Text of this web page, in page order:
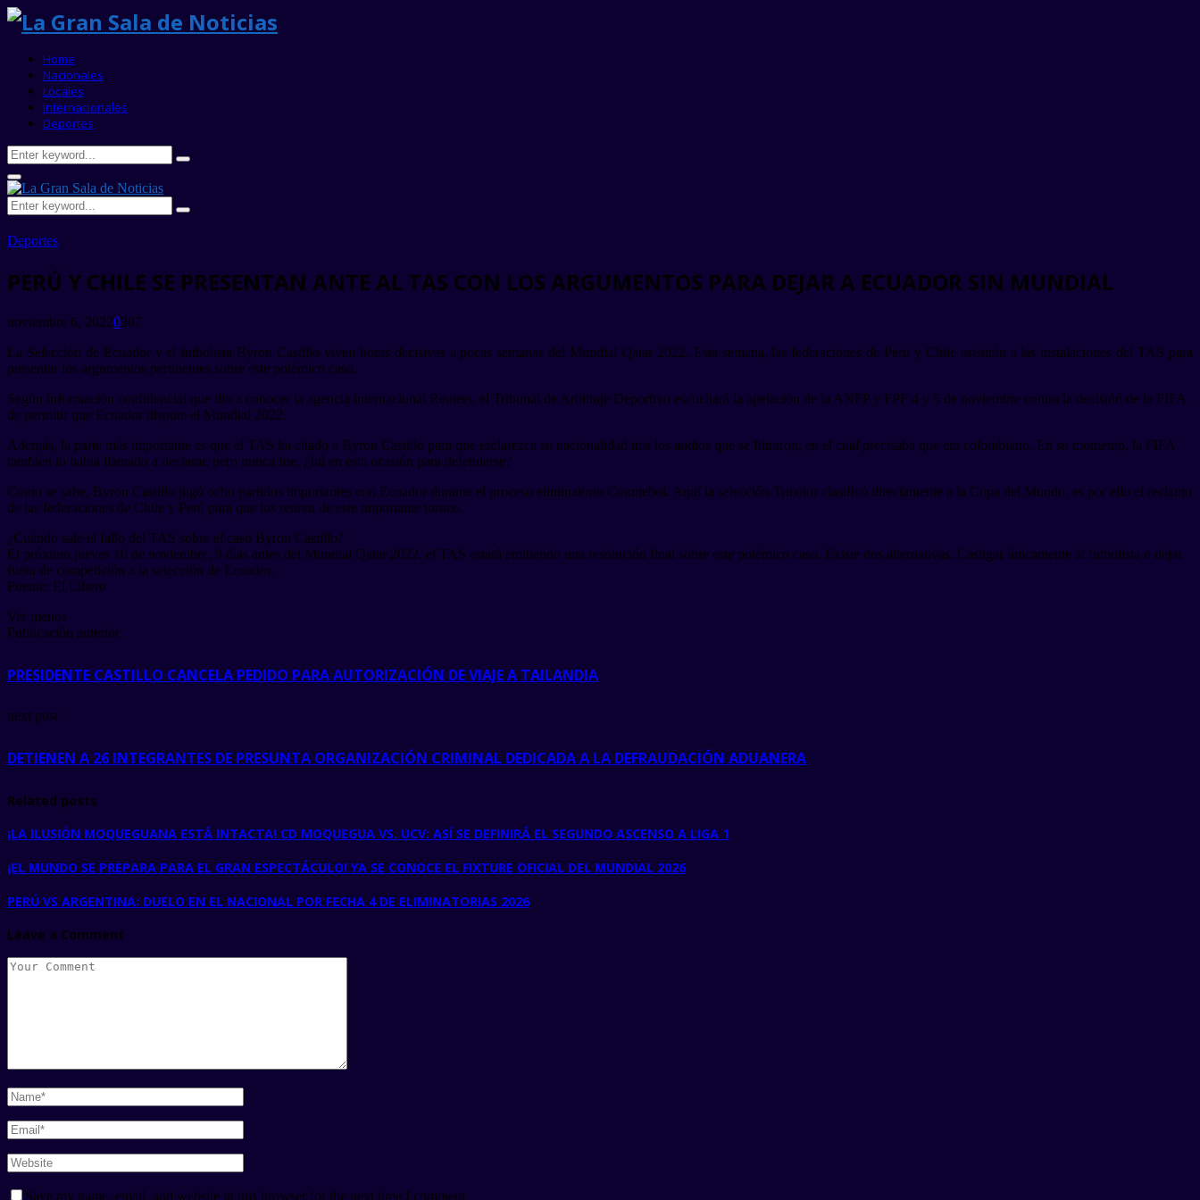
Home
Nacionales
Locales
Internacionales
Deportes
Search
for:
Search
Primary
Menu
Search
for:
Search
Deportes
PERÚ Y CHILE SE PRESENTAN ANTE AL TAS CON LOS ARGUMENTOS PARA DEJAR A ECUADOR SIN MUNDIAL
noviembre 6, 20220307
La Selección de Ecuador y el futbolista Byron Castillo viven horas decisivas a pocas semanas del Mundial Qatar 2022. Esta semana, las federaciones de Perú y Chile asistirán a las instalaciones del TAS para
presentar los argumentos pertinentes sobre este polémico caso.
Según información confidencial que dio a conocer la agencia internacional Reuters, el Tribunal de Arbitraje Deportivo escuchará la apelación de la ANFP y FPF 4 y 5 de noviembre contra la decisión de la FIFA
de permitir que Ecuador dispute el Mundial 2022.
Además, la parte más importante es que el TAS ha citado a Byron Castillo para que esclarezca su nacionalidad tras los audios que se filtraron, en el cual precisaba que era colombiano. En su momento, la FIFA
también lo había llamado a declarar, pero nunca fue. ¿Irá en esta ocasión para defenderse?
Como se sabe, Byron Castillo jugó ocho partidos importantes con Ecuador durante el proceso eliminatorio Conmebol. Aquí la selección Tricolor clasificó directamente a la Copa del Mundo, es por ello el reclamo
de las federaciones de Chile y Perú para que los retiren de este importante torneo.
¿Cuándo sale el fallo del TAS sobre el caso Byron Castillo?
El próximo jueves 10 de noviembre, 9 días antes del Mundial Qatar 2022, el TAS estará emitiendo una resolución final sobre este polémico caso. Existe dos alternativas. Castigar únicamente al futbolista o dejar
fuera de competición a la selección de Ecuador.
Fuente: El Líbero
Ver menos
Publicación anterior
PRESIDENTE CASTILLO CANCELA PEDIDO PARA AUTORIZACIÓN DE VIAJE A TAILANDIA
next post
DETIENEN A 26 INTEGRANTES DE PRESUNTA ORGANIZACIÓN CRIMINAL DEDICADA A LA DEFRAUDACIÓN ADUANERA
Related posts
¡LA ILUSIÓN MOQUEGUANA ESTÁ INTACTA! CD MOQUEGUA VS. UCV: ASÍ SE DEFINIRÁ EL SEGUNDO ASCENSO A LIGA 1
¡EL MUNDO SE PREPARA PARA EL GRAN ESPECTÁCULO! YA SE CONOCE EL FIXTURE OFICIAL DEL MUNDIAL 2026
PERÚ VS ARGENTINA: DUELO EN EL NACIONAL POR FECHA 4 DE ELIMINATORIAS 2026
Leave a Comment
Save my name, email, and website in this browser for the next time I comment.